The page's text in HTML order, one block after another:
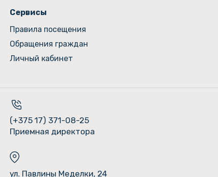
Сервисы
Правила посещения
Обращения граждан
Личный кабинет
(+375 17) 371-08-25
Приемная директора
ул. Павлины Меделки, 24